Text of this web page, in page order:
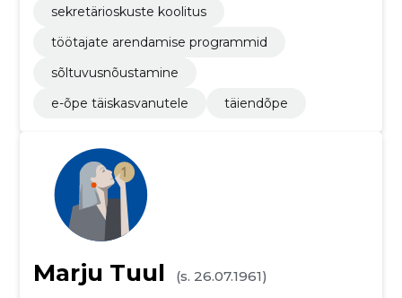
sekretärioskuste koolitus
töötajate arendamise programmid
sõltuvusnõustamine
e-õpe täiskasvanutele
täiendõpe
Marju Tuul
(s. 26.07.1961)